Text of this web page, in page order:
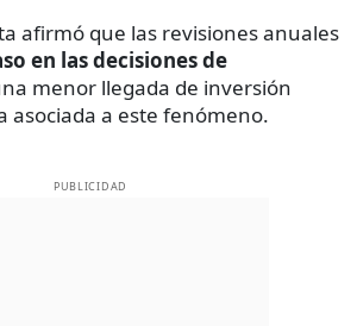
afirmó que las revisiones anuales
en las decisiones de
menor llegada de inversión
asociada a este fenómeno.
PUBLICIDAD